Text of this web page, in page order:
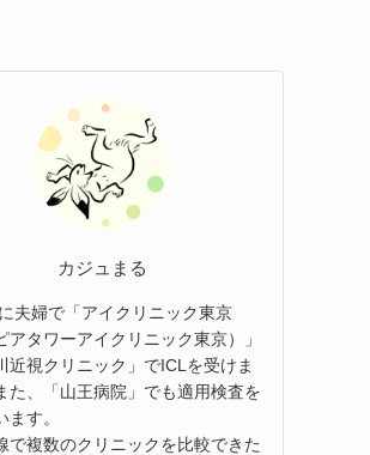
カジュまる
夫婦で「アイクリニック東京
アタワーアイクリニック東京）」
近視クリニック」でICLを受けま
た、「山王病院」でも適用検査を
ます。
で複数のクリニックを比較できた